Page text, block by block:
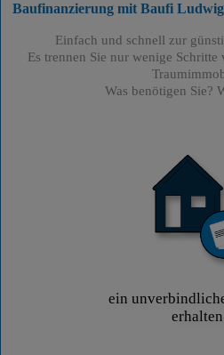
Baufinanzierung mit Baufi
Einfach und schnell zur
Es trennen Sie nur wenige
Was benötigen Sie?
ein